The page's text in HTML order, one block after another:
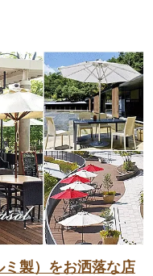
製）をお洒落な店